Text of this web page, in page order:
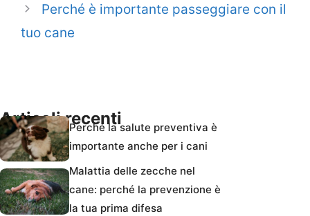
Perché è importante passeggiare con il
tuo cane
Articoli recentiPerché la salute preventiva è
importante anche per i cani
Malattia delle zecche nel
cane: perché la prevenzione è
la tua prima difesa